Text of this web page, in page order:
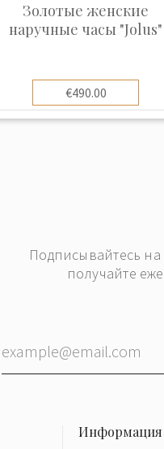
Золотые женские
наручные часы "Jolus"
€490.00
Подписывайтесь
получайте